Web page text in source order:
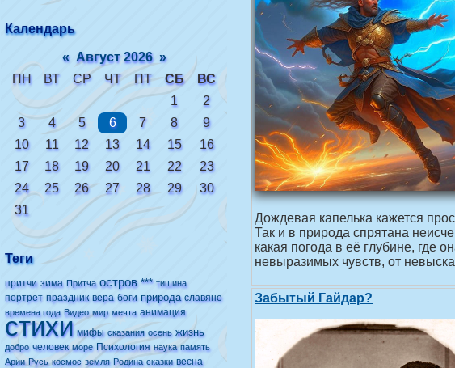
Календарь
« Август 2026 »
ПН
ВТ СР ЧТ ПТ СБ
ВС
1
2
3
4 5 6 7 8
9
10
11 12 13 14 15
16
17
18 19 20 21 22
23
24
25 26 27 28 29
30
31
Теги
притчи зима Притча остров *** тишина
портрет праздник вера боги природа славяне
времена года Видео мир мечта анимация
стихи мифы сказания осень жизнь
добро человек море Психология наука память
Арии Русь космос земля Родина сказки весна
Дождевая капелька кажется
Так и в природа спрятана
какая погода в её глубине, где
невыразимых чувств, от
Забытый Гайдар?